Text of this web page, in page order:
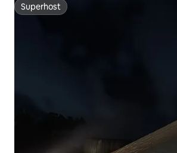
Superhost
Superhost